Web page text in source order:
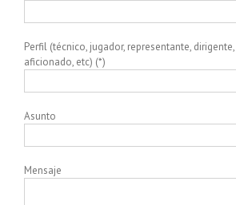
Perfil (técnico, jugador, representante,
aficionado, etc) (*)
Asunto
Mensaje